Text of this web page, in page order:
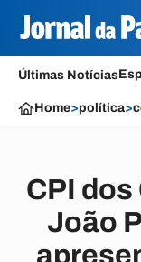
Últimas Notícias
Home>política>
CPI
João